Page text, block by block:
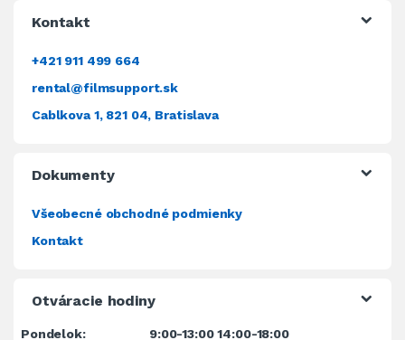
Kontakt
+421 911 499 664
rental@filmsupport.sk
Cablkova 1, 821 04, Bratislava
Dokumenty
Všeobecné obchodné podmienky
Kontakt
Otváracie hodiny
Pondelok: 9:00-13:00 14:00-18:00